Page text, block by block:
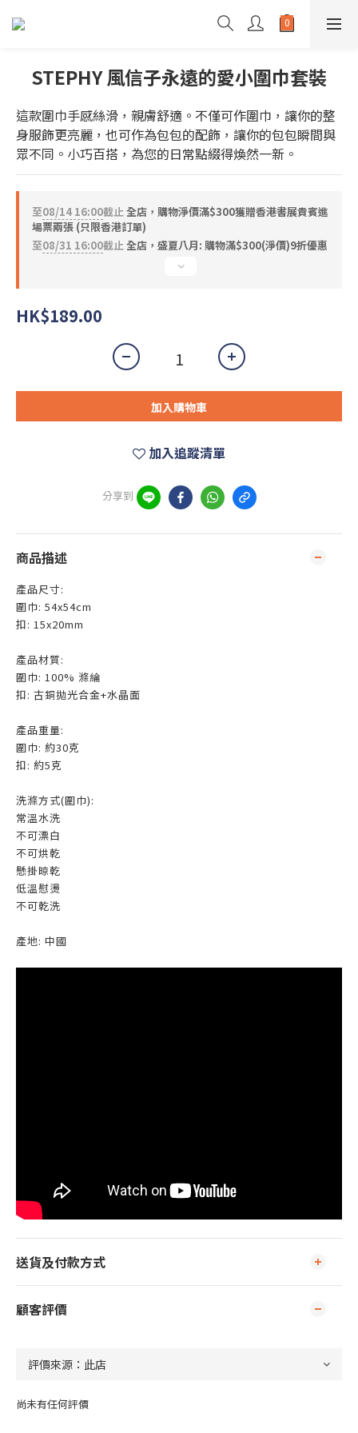
STEPHY 風信子永遠的愛小圍巾套裝
這款圍巾手感絲滑，親膚舒適。不僅可作圍巾，讓你的整
身服飾更亮麗，也可作為包包的配飾，讓你的包包瞬間與
眾不同。小巧百搭，為您的日常點綴得煥然一新。
至08/14 16:00截止全店，購物淨價滿$300獲贈香港書展貴賓進
場票兩張 (只限香港訂單)
至08/31 16:00截止全店，盛夏八月: 購物滿$300(淨價)9折優惠
HK$189.00
加入購物車
加入追蹤清單
分享到
商品描述
產品尺寸:
圍巾: 54x54cm
扣: 15x20mm
產品材質:
圍巾: 100% 滌綸
扣: 古銅拋光合金+水晶面
產品重量:
圍巾: 約30克
扣: 約5克
洗滌方式(圍巾):
常溫水洗
不可漂白
不可烘乾
懸掛晾乾
低溫慰燙
不可乾洗
產地: 中國
送貨及付款方式
顧客評價
尚未有任何評價